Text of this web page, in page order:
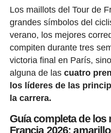
Los maillots del Tour de
grandes símbolos del
verano, los mejores
compiten durante tres
victoria final en París,
alguna de las cuatro
los líderes de las
la carrera.
Guía completa de los
Francia 2026: